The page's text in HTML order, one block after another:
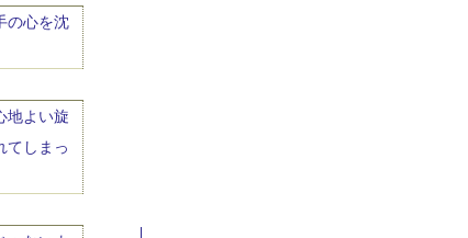
の心を沈
地よい旋
てしまっ